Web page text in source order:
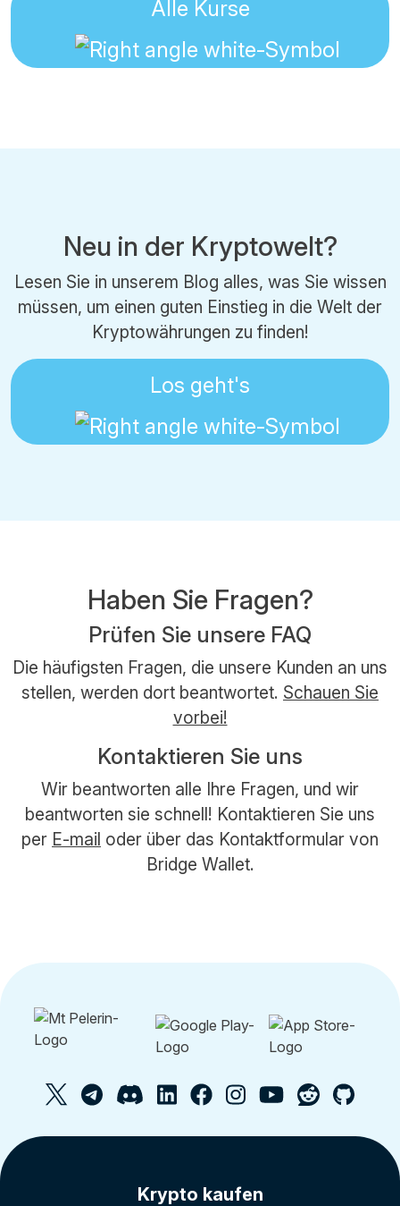
Alle Kurse
Neu in der Kryptowelt?
Lesen Sie in unserem Blog alles, was Sie wissen
müssen, um einen guten Einstieg in die Welt der
Kryptowährungen zu finden!
Los geht's
Haben Sie Fragen?
Prüfen Sie unsere FAQ
Die häufigsten Fragen, die unsere Kunden an uns
stellen, werden dort beantwortet. Schauen Sie
vorbei!
Kontaktieren Sie uns
Wir beantworten alle Ihre Fragen, und wir
beantworten sie schnell! Kontaktieren Sie uns
per E-mail oder über das Kontaktformular von
Bridge Wallet.
Krypto kaufen